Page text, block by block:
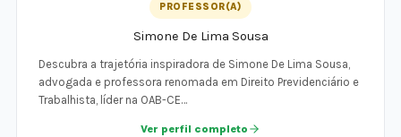
PROFESSOR(A)
Simone De Lima Sousa
Descubra a trajetória inspiradora de Simone De Lima Sousa,
advogada e professora renomada em Direito Previdenciário e
Trabalhista, líder na OAB-CE…
Ver perfil completo